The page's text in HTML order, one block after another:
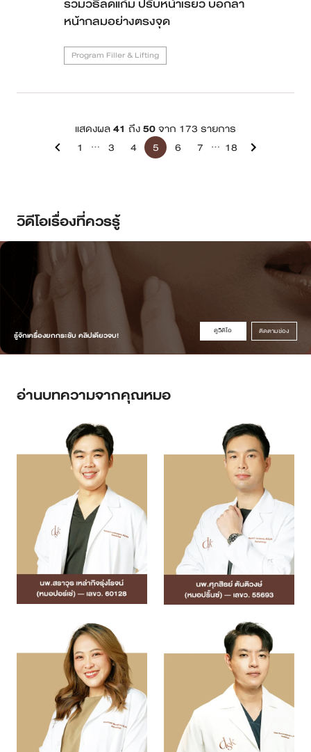
รวมวิธีลดแก้ม ปรับหน้าเรียว บอกลา
หน้ากลมอย่างตรงจุด
Program Filler & Lifting
แสดงผล41 ถึง50จาก 173 รายการ
1
... 3 4 5 6 7 ... 18
วิดีโอเรื่องที่ควรรู้
รู้จักเครื่องยกกระชับ คลิปเดียวจบ! ดูวิดิโอ ติดตามช่อง
อ่านบทความจากคุณหมอ